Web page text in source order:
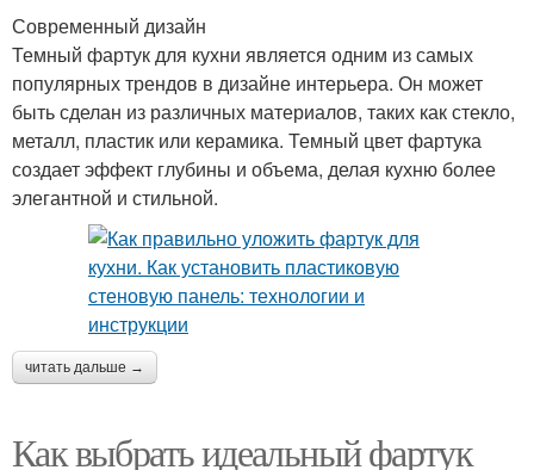
Современный дизайн
Темный фартук для кухни является одним из самых
популярных трендов в дизайне интерьера. Он может
быть сделан из различных материалов, таких как стекло,
металл, пластик или керамика. Темный цвет фартука
создает эффект глубины и объема, делая кухню более
элегантной и стильной.
читать дальше →
Как выбрать идеальный фартук